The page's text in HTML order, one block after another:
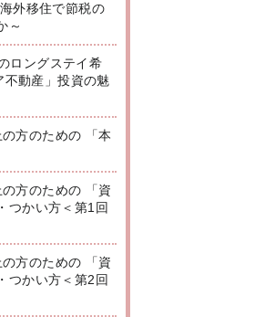
外移住で節税の
～
ロングステイ希
動産」投資の魅
方のための 「本
方のための 「資
つかい方＜第1回
方のための 「資
つかい方＜第2回